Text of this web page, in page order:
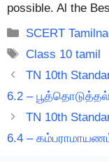
possible. Al the
Categories
SCERT
Tags
Class 10 tamil
TN 10th
6.2 – பூத்தொடுத்தல்
TN 10th
6.4 –